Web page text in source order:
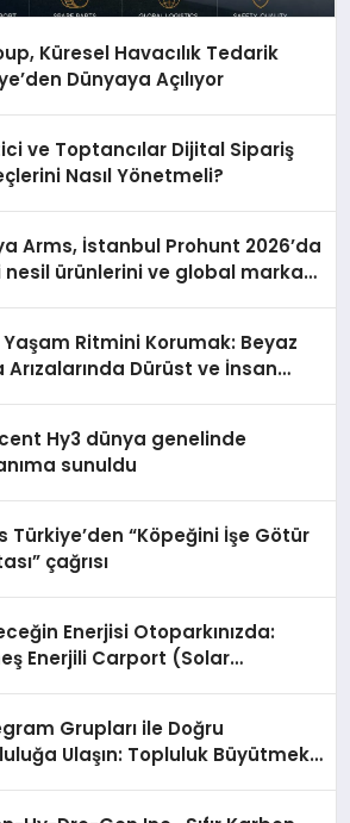
Küresel Havacılık Tedarik
Dünyaya Açılıyor
ve Toptancılar Dijital Sipariş
Nasıl Yönetmeli?
Arms, İstanbul Prohunt 2026’da
nesil ürünlerini ve global marka
Yaşam Ritmini Korumak: Beyaz
Arızalarında Dürüst ve İnsan
Hy3 dünya genelinde
sunuldu
Türkiye’den “Köpeğini İşe Götür
çağrısı
Enerjisi Otoparkınızda:
Enerjili Carport (Solar
Grupları ile Doğru
Ulaşın: Topluluk Büyütmek